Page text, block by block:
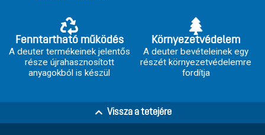
Fenntartható működés
A deuter termékeinek jelentős
része újrahasznosított
anyagokból is készül
Környezetvédelem
A deuter bevételeinek egy
részét környezetvédelemre
fordítja
Vissza a tetejére